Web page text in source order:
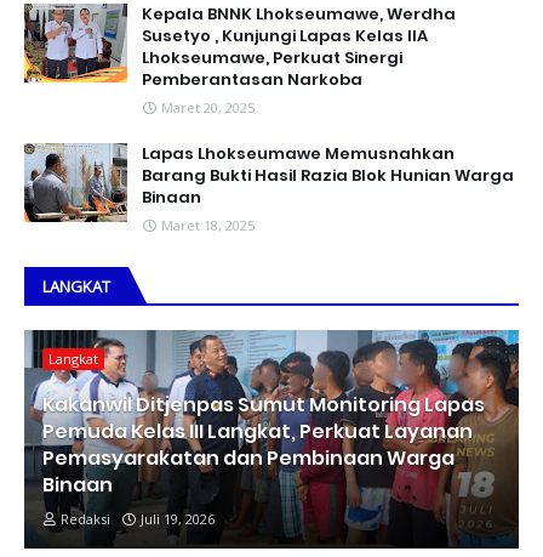
Kepala BNNK Lhokseumawe, Werdha
Susetyo , Kunjungi Lapas Kelas IIA
Lhokseumawe, Perkuat Sinergi
Pemberantasan Narkoba
Maret 20, 2025
Lapas Lhokseumawe Memusnahkan
Barang Bukti Hasil Razia Blok Hunian Warga
Binaan
Maret 18, 2025
LANGKAT
Langkat
Kakanwil Ditjenpas Sumut Monitoring Lapas
Pemuda Kelas III Langkat, Perkuat Layanan
Pemasyarakatan dan Pembinaan Warga
Binaan
Redaksi Juli 19, 2026